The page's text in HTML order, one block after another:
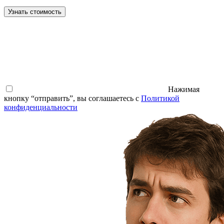
Узнать стоимость
Нажимая
кнопку “отправить”, вы соглашаетесь с Политикой
конфиденциальности